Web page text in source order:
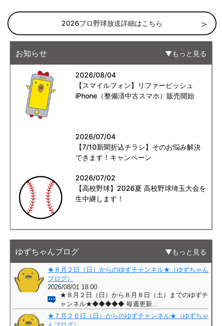
2026プロ野球放送詳細はこちら
お知らせ もっと見る
2026/08/04
【スマイルフォン】リファービッシュ
iPhone（整備済中古スマホ）販売開始
2026/07/04
【7/10新聞折込チラシ】そのお悩み解決
できます！キャンペーン
2026/07/02
【高校野球】2026夏 高校野球埼玉大会を
生中継します！
ゆずちゃんブログ もっと見る